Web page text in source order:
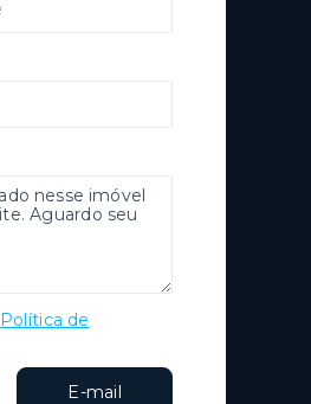
Política de
E-mail